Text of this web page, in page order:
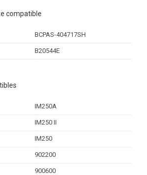
compatible
BCPAS-404717SH
B20544E
IM250A
IM250 II
IM250
902200
900600